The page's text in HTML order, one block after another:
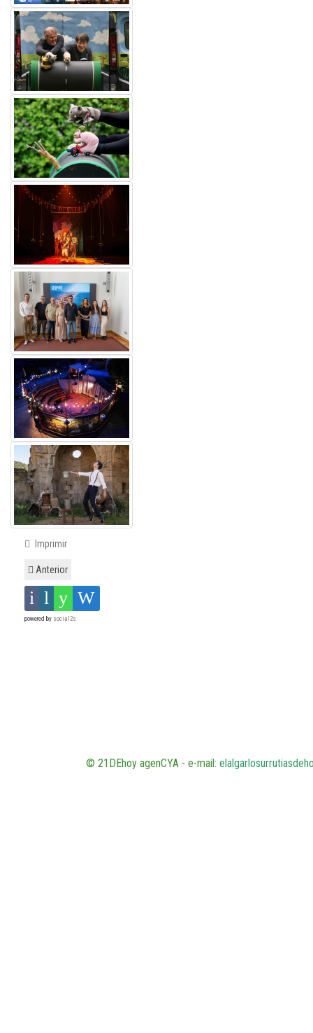
Imprimir
Anterior
powered by social2s
© 21DEhoy agenCYA - e-mail: